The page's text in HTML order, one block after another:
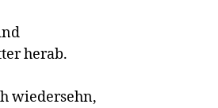
herab.
wiedersehn,